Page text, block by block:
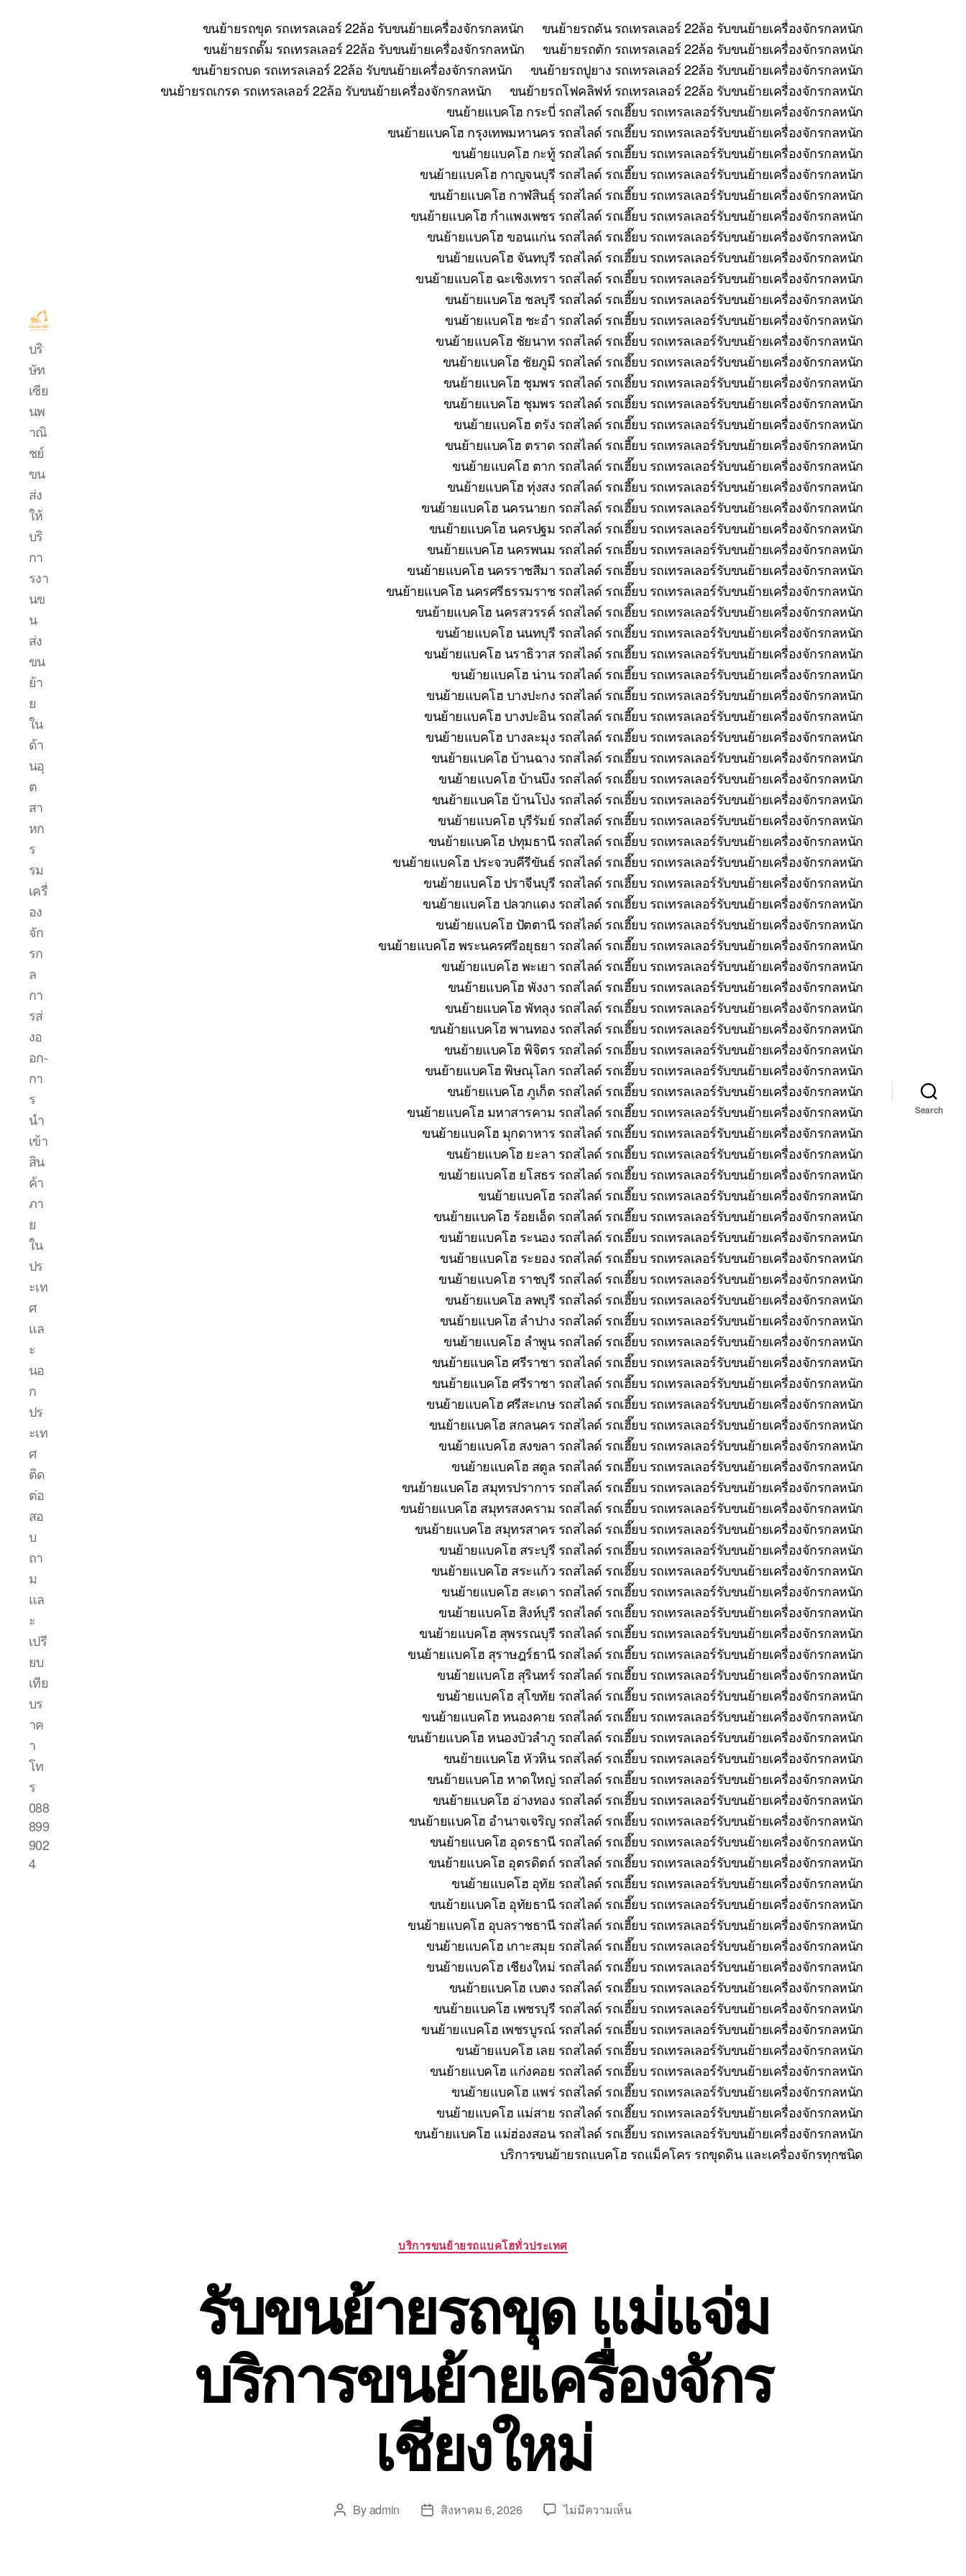
บริการ
ขน
ย้าย
รถ
แบค
โฮ.com
บริ
ษัท
เซีย
นพ
าณิ
ชย์
ขน
ส่ง
ให้
บริ
กา
รงา
นข
น
ส่ง
ขน
ย้า
ย
ใน
ด้า
นอุ
ต
สา
หก
ร
รม
เครื่
อง
จัก
รก
ล
กา
รส่
งอ
อก-
กา
ร
นำ
เข้า
สิน
ค้า
ภา
ย
ใน
ปร
ะเท
ศ
แล
ะ
นอ
ก
ปร
ะเท
ศ
ติด
ต่อ
สอ
บ
ถา
ม
แล
ะ
เปรี
ยบ
เทีย
บร
าค
า
โท
ร
088
899
902
4
ขนย้ายรถขุด รถเทรลเลอร์ 22ล้อ รับขนย้ายเครื่องจักรกลหนัก
ขนย้ายรถดัน รถเทรลเลอร์ 22ล้อ รับขนย้ายเครื่องจักรกลหนัก
ขนย้ายรถดั๊ม รถเทรลเลอร์ 22ล้อ รับขนย้ายเครื่องจักรกลหนัก
ขนย้ายรถตัก รถเทรลเลอร์ 22ล้อ รับขนย้ายเครื่องจักรกลหนัก
ขนย้ายรถบด รถเทรลเลอร์ 22ล้อ รับขนย้ายเครื่องจักรกลหนัก
ขนย้ายรถปูยาง รถเทรลเลอร์ 22ล้อ รับขนย้ายเครื่องจักรกลหนัก
ขนย้ายรถเกรด รถเทรลเลอร์ 22ล้อ รับขนย้ายเครื่องจักรกลหนัก
ขนย้ายรถโฟคลิฟท์ รถเทรลเลอร์ 22ล้อ รับขนย้ายเครื่องจักรกลหนัก
ขนย้ายแบคโฮ กระบี่ รถสไลด์ รถเฮี๊ยบ รถเทรลเลอร์รับขนย้ายเครื่องจักรกลหนัก
ขนย้ายแบคโฮ กรุงเทพมหานคร รถสไลด์ รถเฮี๊ยบ รถเทรลเลอร์รับขนย้ายเครื่องจักรกลหนัก
ขนย้ายแบคโฮ กะทู้ รถสไลด์ รถเฮี๊ยบ รถเทรลเลอร์รับขนย้ายเครื่องจักรกลหนัก
ขนย้ายแบคโฮ กาญจนบุรี รถสไลด์ รถเฮี๊ยบ รถเทรลเลอร์รับขนย้ายเครื่องจักรกลหนัก
ขนย้ายแบคโฮ กาฬสินธุ์ รถสไลด์ รถเฮี๊ยบ รถเทรลเลอร์รับขนย้ายเครื่องจักรกลหนัก
ขนย้ายแบคโฮ กำแพงเพชร รถสไลด์ รถเฮี๊ยบ รถเทรลเลอร์รับขนย้ายเครื่องจักรกลหนัก
ขนย้ายแบคโฮ ขอนแก่น รถสไลด์ รถเฮี๊ยบ รถเทรลเลอร์รับขนย้ายเครื่องจักรกลหนัก
ขนย้ายแบคโฮ จันทบุรี รถสไลด์ รถเฮี๊ยบ รถเทรลเลอร์รับขนย้ายเครื่องจักรกลหนัก
ขนย้ายแบคโฮ ฉะเชิงเทรา รถสไลด์ รถเฮี๊ยบ รถเทรลเลอร์รับขนย้ายเครื่องจักรกลหนัก
ขนย้ายแบคโฮ ชลบุรี รถสไลด์ รถเฮี๊ยบ รถเทรลเลอร์รับขนย้ายเครื่องจักรกลหนัก
ขนย้ายแบคโฮ ชะอำ รถสไลด์ รถเฮี๊ยบ รถเทรลเลอร์รับขนย้ายเครื่องจักรกลหนัก
ขนย้ายแบคโฮ ชัยนาท รถสไลด์ รถเฮี๊ยบ รถเทรลเลอร์รับขนย้ายเครื่องจักรกลหนัก
ขนย้ายแบคโฮ ชัยภูมิ รถสไลด์ รถเฮี๊ยบ รถเทรลเลอร์รับขนย้ายเครื่องจักรกลหนัก
ขนย้ายแบคโฮ ชุมพร รถสไลด์ รถเฮี๊ยบ รถเทรลเลอร์รับขนย้ายเครื่องจักรกลหนัก
ขนย้ายแบคโฮ ชุมพร รถสไลด์ รถเฮี๊ยบ รถเทรลเลอร์รับขนย้ายเครื่องจักรกลหนัก
ขนย้ายแบคโฮ ตรัง รถสไลด์ รถเฮี๊ยบ รถเทรลเลอร์รับขนย้ายเครื่องจักรกลหนัก
ขนย้ายแบคโฮ ตราด รถสไลด์ รถเฮี๊ยบ รถเทรลเลอร์รับขนย้ายเครื่องจักรกลหนัก
ขนย้ายแบคโฮ ตาก รถสไลด์ รถเฮี๊ยบ รถเทรลเลอร์รับขนย้ายเครื่องจักรกลหนัก
ขนย้ายแบคโฮ ทุ่งสง รถสไลด์ รถเฮี๊ยบ รถเทรลเลอร์รับขนย้ายเครื่องจักรกลหนัก
ขนย้ายแบคโฮ นครนายก รถสไลด์ รถเฮี๊ยบ รถเทรลเลอร์รับขนย้ายเครื่องจักรกลหนัก
ขนย้ายแบคโฮ นครปฐม รถสไลด์ รถเฮี๊ยบ รถเทรลเลอร์รับขนย้ายเครื่องจักรกลหนัก
ขนย้ายแบคโฮ นครพนม รถสไลด์ รถเฮี๊ยบ รถเทรลเลอร์รับขนย้ายเครื่องจักรกลหนัก
ขนย้ายแบคโฮ นครราชสีมา รถสไลด์ รถเฮี๊ยบ รถเทรลเลอร์รับขนย้ายเครื่องจักรกลหนัก
ขนย้ายแบคโฮ นครศรีธรรมราช รถสไลด์ รถเฮี๊ยบ รถเทรลเลอร์รับขนย้ายเครื่องจักรกลหนัก
ขนย้ายแบคโฮ นครสวรรค์ รถสไลด์ รถเฮี๊ยบ รถเทรลเลอร์รับขนย้ายเครื่องจักรกลหนัก
ขนย้ายแบคโฮ นนทบุรี รถสไลด์ รถเฮี๊ยบ รถเทรลเลอร์รับขนย้ายเครื่องจักรกลหนัก
ขนย้ายแบคโฮ นราธิวาส รถสไลด์ รถเฮี๊ยบ รถเทรลเลอร์รับขนย้ายเครื่องจักรกลหนัก
ขนย้ายแบคโฮ น่าน รถสไลด์ รถเฮี๊ยบ รถเทรลเลอร์รับขนย้ายเครื่องจักรกลหนัก
ขนย้ายแบคโฮ บางปะกง รถสไลด์ รถเฮี๊ยบ รถเทรลเลอร์รับขนย้ายเครื่องจักรกลหนัก
ขนย้ายแบคโฮ บางปะอิน รถสไลด์ รถเฮี๊ยบ รถเทรลเลอร์รับขนย้ายเครื่องจักรกลหนัก
ขนย้ายแบคโฮ บางละมุง รถสไลด์ รถเฮี๊ยบ รถเทรลเลอร์รับขนย้ายเครื่องจักรกลหนัก
ขนย้ายแบคโฮ บ้านฉาง รถสไลด์ รถเฮี๊ยบ รถเทรลเลอร์รับขนย้ายเครื่องจักรกลหนัก
ขนย้ายแบคโฮ บ้านบึง รถสไลด์ รถเฮี๊ยบ รถเทรลเลอร์รับขนย้ายเครื่องจักรกลหนัก
ขนย้ายแบคโฮ บ้านโป่ง รถสไลด์ รถเฮี๊ยบ รถเทรลเลอร์รับขนย้ายเครื่องจักรกลหนัก
ขนย้ายแบคโฮ บุรีรัมย์ รถสไลด์ รถเฮี๊ยบ รถเทรลเลอร์รับขนย้ายเครื่องจักรกลหนัก
ขนย้ายแบคโฮ ปทุมธานี รถสไลด์ รถเฮี๊ยบ รถเทรลเลอร์รับขนย้ายเครื่องจักรกลหนัก
ขนย้ายแบคโฮ ประจวบคีรีขันธ์ รถสไลด์ รถเฮี๊ยบ รถเทรลเลอร์รับขนย้ายเครื่องจักรกลหนัก
ขนย้ายแบคโฮ ปราจีนบุรี รถสไลด์ รถเฮี๊ยบ รถเทรลเลอร์รับขนย้ายเครื่องจักรกลหนัก
ขนย้ายแบคโฮ ปลวกแดง รถสไลด์ รถเฮี๊ยบ รถเทรลเลอร์รับขนย้ายเครื่องจักรกลหนัก
ขนย้ายแบคโฮ ปัตตานี รถสไลด์ รถเฮี๊ยบ รถเทรลเลอร์รับขนย้ายเครื่องจักรกลหนัก
ขนย้ายแบคโฮ พระนครศรีอยุธยา รถสไลด์ รถเฮี๊ยบ รถเทรลเลอร์รับขนย้ายเครื่องจักรกลหนัก
ขนย้ายแบคโฮ พะเยา รถสไลด์ รถเฮี๊ยบ รถเทรลเลอร์รับขนย้ายเครื่องจักรกลหนัก
ขนย้ายแบคโฮ พังงา รถสไลด์ รถเฮี๊ยบ รถเทรลเลอร์รับขนย้ายเครื่องจักรกลหนัก
ขนย้ายแบคโฮ พัทลุง รถสไลด์ รถเฮี๊ยบ รถเทรลเลอร์รับขนย้ายเครื่องจักรกลหนัก
ขนย้ายแบคโฮ พานทอง รถสไลด์ รถเฮี๊ยบ รถเทรลเลอร์รับขนย้ายเครื่องจักรกลหนัก
ขนย้ายแบคโฮ พิจิตร รถสไลด์ รถเฮี๊ยบ รถเทรลเลอร์รับขนย้ายเครื่องจักรกลหนัก
ขนย้ายแบคโฮ พิษณุโลก รถสไลด์ รถเฮี๊ยบ รถเทรลเลอร์รับขนย้ายเครื่องจักรกลหนัก
ขนย้ายแบคโฮ ภูเก็ต รถสไลด์ รถเฮี๊ยบ รถเทรลเลอร์รับขนย้ายเครื่องจักรกลหนัก
ขนย้ายแบคโฮ มหาสารคาม รถสไลด์ รถเฮี๊ยบ รถเทรลเลอร์รับขนย้ายเครื่องจักรกลหนัก
ขนย้ายแบคโฮ มุกดาหาร รถสไลด์ รถเฮี๊ยบ รถเทรลเลอร์รับขนย้ายเครื่องจักรกลหนัก
ขนย้ายแบคโฮ ยะลา รถสไลด์ รถเฮี๊ยบ รถเทรลเลอร์รับขนย้ายเครื่องจักรกลหนัก
ขนย้ายแบคโฮ ยโสธร รถสไลด์ รถเฮี๊ยบ รถเทรลเลอร์รับขนย้ายเครื่องจักรกลหนัก
ขนย้ายแบคโฮ รถสไลด์ รถเฮี๊ยบ รถเทรลเลอร์รับขนย้ายเครื่องจักรกลหนัก
ขนย้ายแบคโฮ ร้อยเอ็ด รถสไลด์ รถเฮี๊ยบ รถเทรลเลอร์รับขนย้ายเครื่องจักรกลหนัก
ขนย้ายแบคโฮ ระนอง รถสไลด์ รถเฮี๊ยบ รถเทรลเลอร์รับขนย้ายเครื่องจักรกลหนัก
ขนย้ายแบคโฮ ระยอง รถสไลด์ รถเฮี๊ยบ รถเทรลเลอร์รับขนย้ายเครื่องจักรกลหนัก
ขนย้ายแบคโฮ ราชบุรี รถสไลด์ รถเฮี๊ยบ รถเทรลเลอร์รับขนย้ายเครื่องจักรกลหนัก
ขนย้ายแบคโฮ ลพบุรี รถสไลด์ รถเฮี๊ยบ รถเทรลเลอร์รับขนย้ายเครื่องจักรกลหนัก
ขนย้ายแบคโฮ ลำปาง รถสไลด์ รถเฮี๊ยบ รถเทรลเลอร์รับขนย้ายเครื่องจักรกลหนัก
ขนย้ายแบคโฮ ลำพูน รถสไลด์ รถเฮี๊ยบ รถเทรลเลอร์รับขนย้ายเครื่องจักรกลหนัก
ขนย้ายแบคโฮ ศรีราชา รถสไลด์ รถเฮี๊ยบ รถเทรลเลอร์รับขนย้ายเครื่องจักรกลหนัก
ขนย้ายแบคโฮ ศรีราชา รถสไลด์ รถเฮี๊ยบ รถเทรลเลอร์รับขนย้ายเครื่องจักรกลหนัก
ขนย้ายแบคโฮ ศรีสะเกษ รถสไลด์ รถเฮี๊ยบ รถเทรลเลอร์รับขนย้ายเครื่องจักรกลหนัก
ขนย้ายแบคโฮ สกลนคร รถสไลด์ รถเฮี๊ยบ รถเทรลเลอร์รับขนย้ายเครื่องจักรกลหนัก
ขนย้ายแบคโฮ สงขลา รถสไลด์ รถเฮี๊ยบ รถเทรลเลอร์รับขนย้ายเครื่องจักรกลหนัก
ขนย้ายแบคโฮ สตูล รถสไลด์ รถเฮี๊ยบ รถเทรลเลอร์รับขนย้ายเครื่องจักรกลหนัก
ขนย้ายแบคโฮ สมุทรปราการ รถสไลด์ รถเฮี๊ยบ รถเทรลเลอร์รับขนย้ายเครื่องจักรกลหนัก
ขนย้ายแบคโฮ สมุทรสงคราม รถสไลด์ รถเฮี๊ยบ รถเทรลเลอร์รับขนย้ายเครื่องจักรกลหนัก
ขนย้ายแบคโฮ สมุทรสาคร รถสไลด์ รถเฮี๊ยบ รถเทรลเลอร์รับขนย้ายเครื่องจักรกลหนัก
ขนย้ายแบคโฮ สระบุรี รถสไลด์ รถเฮี๊ยบ รถเทรลเลอร์รับขนย้ายเครื่องจักรกลหนัก
ขนย้ายแบคโฮ สระแก้ว รถสไลด์ รถเฮี๊ยบ รถเทรลเลอร์รับขนย้ายเครื่องจักรกลหนัก
ขนย้ายแบคโฮ สะเดา รถสไลด์ รถเฮี๊ยบ รถเทรลเลอร์รับขนย้ายเครื่องจักรกลหนัก
ขนย้ายแบคโฮ สิงห์บุรี รถสไลด์ รถเฮี๊ยบ รถเทรลเลอร์รับขนย้ายเครื่องจักรกลหนัก
ขนย้ายแบคโฮ สุพรรณบุรี รถสไลด์ รถเฮี๊ยบ รถเทรลเลอร์รับขนย้ายเครื่องจักรกลหนัก
ขนย้ายแบคโฮ สุราษฎร์ธานี รถสไลด์ รถเฮี๊ยบ รถเทรลเลอร์รับขนย้ายเครื่องจักรกลหนัก
ขนย้ายแบคโฮ สุรินทร์ รถสไลด์ รถเฮี๊ยบ รถเทรลเลอร์รับขนย้ายเครื่องจักรกลหนัก
ขนย้ายแบคโฮ สุโขทัย รถสไลด์ รถเฮี๊ยบ รถเทรลเลอร์รับขนย้ายเครื่องจักรกลหนัก
ขนย้ายแบคโฮ หนองคาย รถสไลด์ รถเฮี๊ยบ รถเทรลเลอร์รับขนย้ายเครื่องจักรกลหนัก
ขนย้ายแบคโฮ หนองบัวลำภู รถสไลด์ รถเฮี๊ยบ รถเทรลเลอร์รับขนย้ายเครื่องจักรกลหนัก
ขนย้ายแบคโฮ หัวหิน รถสไลด์ รถเฮี๊ยบ รถเทรลเลอร์รับขนย้ายเครื่องจักรกลหนัก
ขนย้ายแบคโฮ หาดใหญ่ รถสไลด์ รถเฮี๊ยบ รถเทรลเลอร์รับขนย้ายเครื่องจักรกลหนัก
ขนย้ายแบคโฮ อ่างทอง รถสไลด์ รถเฮี๊ยบ รถเทรลเลอร์รับขนย้ายเครื่องจักรกลหนัก
ขนย้ายแบคโฮ อำนาจเจริญ รถสไลด์ รถเฮี๊ยบ รถเทรลเลอร์รับขนย้ายเครื่องจักรกลหนัก
ขนย้ายแบคโฮ อุดรธานี รถสไลด์ รถเฮี๊ยบ รถเทรลเลอร์รับขนย้ายเครื่องจักรกลหนัก
ขนย้ายแบคโฮ อุตรดิตถ์ รถสไลด์ รถเฮี๊ยบ รถเทรลเลอร์รับขนย้ายเครื่องจักรกลหนัก
ขนย้ายแบคโฮ อุทัย รถสไลด์ รถเฮี๊ยบ รถเทรลเลอร์รับขนย้ายเครื่องจักรกลหนัก
ขนย้ายแบคโฮ อุทัยธานี รถสไลด์ รถเฮี๊ยบ รถเทรลเลอร์รับขนย้ายเครื่องจักรกลหนัก
ขนย้ายแบคโฮ อุบลราชธานี รถสไลด์ รถเฮี๊ยบ รถเทรลเลอร์รับขนย้ายเครื่องจักรกลหนัก
ขนย้ายแบคโฮ เกาะสมุย รถสไลด์ รถเฮี๊ยบ รถเทรลเลอร์รับขนย้ายเครื่องจักรกลหนัก
ขนย้ายแบคโฮ เชียงใหม่ รถสไลด์ รถเฮี๊ยบ รถเทรลเลอร์รับขนย้ายเครื่องจักรกลหนัก
ขนย้ายแบคโฮ เบตง รถสไลด์ รถเฮี๊ยบ รถเทรลเลอร์รับขนย้ายเครื่องจักรกลหนัก
ขนย้ายแบคโฮ เพชรบุรี รถสไลด์ รถเฮี๊ยบ รถเทรลเลอร์รับขนย้ายเครื่องจักรกลหนัก
ขนย้ายแบคโฮ เพชรบูรณ์ รถสไลด์ รถเฮี๊ยบ รถเทรลเลอร์รับขนย้ายเครื่องจักรกลหนัก
ขนย้ายแบคโฮ เลย รถสไลด์ รถเฮี๊ยบ รถเทรลเลอร์รับขนย้ายเครื่องจักรกลหนัก
ขนย้ายแบคโฮ แก่งคอย รถสไลด์ รถเฮี๊ยบ รถเทรลเลอร์รับขนย้ายเครื่องจักรกลหนัก
ขนย้ายแบคโฮ แพร่ รถสไลด์ รถเฮี๊ยบ รถเทรลเลอร์รับขนย้ายเครื่องจักรกลหนัก
ขนย้ายแบคโฮ แม่สาย รถสไลด์ รถเฮี๊ยบ รถเทรลเลอร์รับขนย้ายเครื่องจักรกลหนัก
ขนย้ายแบคโฮ แม่ฮ่องสอน รถสไลด์ รถเฮี๊ยบ รถเทรลเลอร์รับขนย้ายเครื่องจักรกลหนัก
บริการขนย้ายรถแบคโฮ รถแม็คโคร รถขุดดิน และเครื่องจักรทุกชนิด
Search
Categories
บริการขนย้ายรถแบคโฮทั่วประเทศ
รับขนย้ายรถขุด แม่แจ่ม
บริการขนย้ายเครื่องจักร
เชียงใหม่
Post
Byadmin
Postสิงหาคม 6, 2026 ไม่มีความเห็นบน